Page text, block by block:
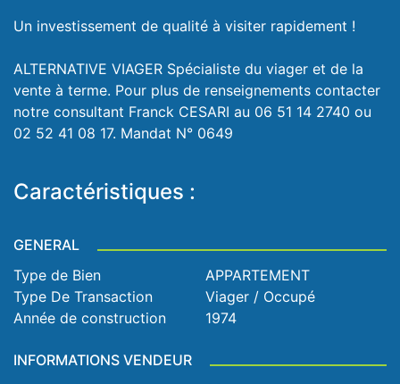
Un investissement de qualité à visiter rapidement !
ALTERNATIVE VIAGER Spécialiste du viager et de la
vente à terme. Pour plus de renseignements contacter
notre consultant Franck CESARI au 06 51 14 2740 ou
02 52 41 08 17. Mandat N° 0649
Caractéristiques :
GENERAL
Type de Bien
APPARTEMENT
Type De Transaction
Viager / Occupé
Année de construction
1974
INFORMATIONS VENDEUR